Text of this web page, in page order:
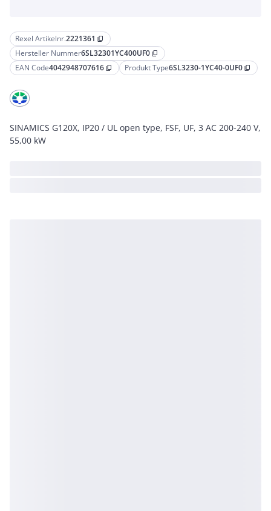
Rexel Artikelnr.2221361 content_copy
Hersteller Nummer6SL32301YC400UF0 content_copy
EAN Code4042948707616 content_copy Produkt Type6SL3230-1YC40-0UF0 content_copy
SINAMICS G120X, IP20 / UL open type, FSF, UF, 3 AC 200-240 V,
55,00 kW